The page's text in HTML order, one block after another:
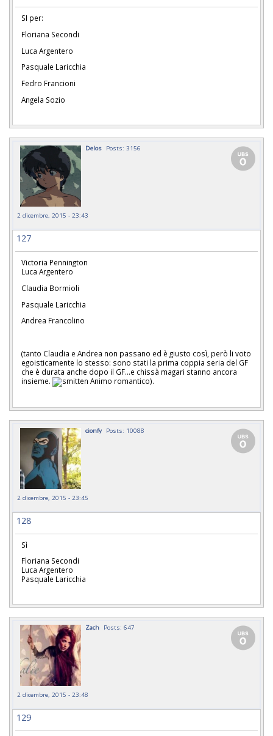
SI per:
Floriana Secondi
Luca Argentero
Pasquale Laricchia
Fedro Francioni
Angela Sozio
Delos Posts: 3156
2 dicembre, 2015 - 23:43
127
Victoria Pennington
Luca Argentero
Claudia Bormioli
Pasquale Laricchia
Andrea Francolino
(tanto Claudia e Andrea non passano ed è giusto così, però li voto
egoisticamente lo stesso: sono stati la prima coppia seria del GF
che è durata anche dopo il GF...e chissà magari stanno ancora
insieme.
Animo romantico).
cionfy Posts: 10088
2 dicembre, 2015 - 23:45
128
Sì
Floriana Secondi
Luca Argentero
Pasquale Laricchia
Zach Posts: 647
2 dicembre, 2015 - 23:48
129